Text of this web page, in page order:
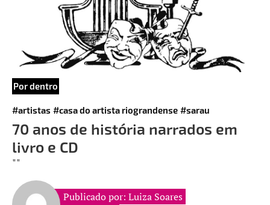
Por dentro
#artistas #casa do artista riograndense #sarau
70 anos de história narrados em
livro e CD
""
Publicado por: Luiza Soares